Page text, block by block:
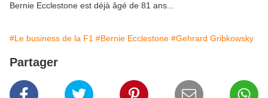
Bernie Ecclestone est déjà âgé de 81 ans...
#Le business de la F1 #Bernie Ecclestone #Gehrard Gribkowsky
Partager